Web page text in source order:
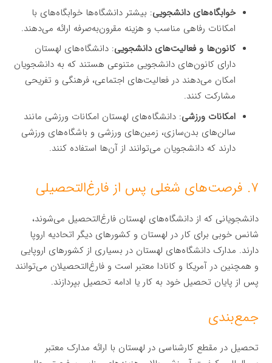
خوابگاه‌های دانشجویی: بیشتر دانشگاه‌ها خوابگاه‌های با
امکانات رفاهی مناسب و هزینه مقرون‌به‌صرفه ارائه می‌دهند.
کانون‌ها و فعالیت‌های دانشجویی: دانشگاه‌های لهستان
دارای کانون‌های دانشجویی متنوعی هستند که به دانشجویان
امکان می‌دهند در فعالیت‌های اجتماعی، فرهنگی و تفریحی
مشارکت کنند.
امکانات ورزشی: دانشگاه‌های لهستان امکانات ورزشی مانند
سالن‌های بدن‌سازی، زمین‌های ورزشی و باشگاه‌های ورزشی
دارند که دانشجویان می‌توانند از آن‌ها استفاده کنند.
۷. فرصت‌های شغلی پس از فارغ‌التحصیلی
دانشجویانی که از دانشگاه‌های لهستان فارغ‌التحصیل می‌شوند،
شانس خوبی برای کار در لهستان و کشورهای دیگر اتحادیه اروپا
دارند. مدارک دانشگاه‌های لهستان در بسیاری از کشورهای اروپایی
و همچنین در آمریکا و کانادا معتبر است و فارغ‌التحصیلان می‌توانند
پس از پایان تحصیل خود به کار یا ادامه تحصیل بپردازند.
جمع‌بندی
تحصیل در مقطع کارشناسی در لهستان با ارائه مدارک معتبر